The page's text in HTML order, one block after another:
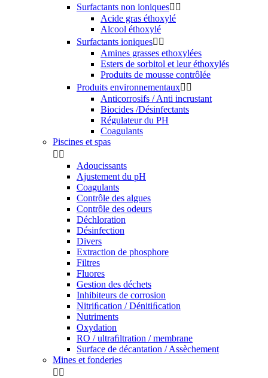
Surfactants non ioniques 
Acide gras éthoxylé
Alcool éthoxylé
Surfactants ioniques 
Amines grasses ethoxylées
Esters de sorbitol et leur éthoxylés
Produits de mousse contrôlée
Produits environnementaux 
Anticorrosifs / Anti incrustant
Biocides /Désinfectants
Régulateur du PH
Coagulants
Piscines et spas
 
Adoucissants
Ajustement du pH
Coagulants
Contrôle des algues
Contrôle des odeurs
Déchloration
Désinfection
Divers
Extraction de phosphore
Filtres
Fluores
Gestion des déchets
Inhibiteurs de corrosion
Nitriﬁcation / Dénitiﬁcation
Nutriments
Oxydation
RO / ultraﬁltration / membrane
Surface de décantation / Assèchement
Mines et fonderies
 